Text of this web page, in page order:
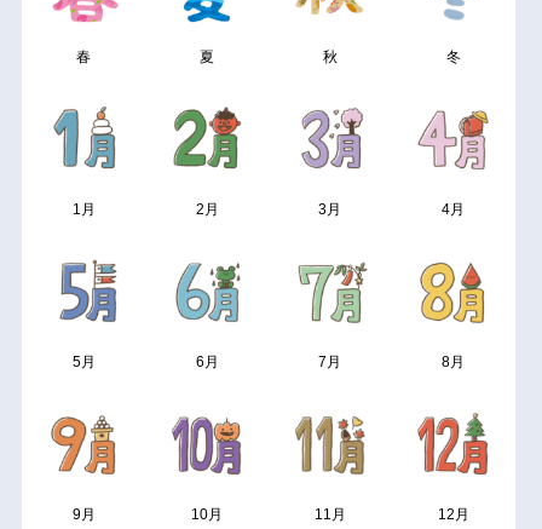
春 夏 秋 冬
1月 2月 3月 4月
5月 6月 7月 8月
9月 10月 11月 12月